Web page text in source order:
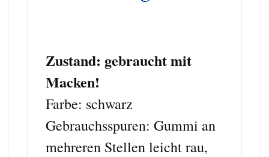
Zustand: gebraucht mit
Macken!
Farbe: schwarz
Gebrauchsspuren: Gummi an
mehreren Stellen leicht rau,